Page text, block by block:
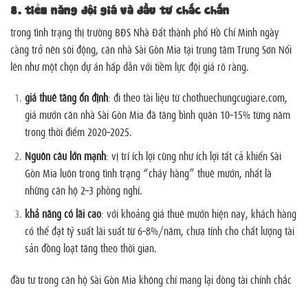
8. tiềm năng đội giá và đầu tư chắc chắn
trong tình trạng thị trường BĐS Nhà Đất thành phố Hồ Chí Minh ngày
càng trở nên sôi động, căn nhà Sài Gòn Mia tại trung tâm Trung Sơn Nổi
lên như một chọn dự án hấp dẫn với tiềm lực đội giá rõ ràng.
giá thuê tăng ổn định: đi theo tài liệu từ chothuechungcugiare.com,
giá mướn căn nhà Sài Gòn Mia đã tăng bình quân 10–15% từng năm
trong thời điểm 2020–2025.
Nguồn cầu lớn mạnh: vị trí ích lợi cũng như ích lợi tất cả khiến Sài
Gòn Mia luôn trong tình trạng “cháy hàng” thuê mướn, nhất là
những căn hộ 2–3 phòng nghỉ.
khả năng có lãi cao: với khoảng giá thuê mướn hiện nay, khách hàng
có thể đạt tỷ suất lãi suất từ 6–8%/năm, chưa tính cho chất lượng tài
sản đồng loạt tăng theo thời gian.
đầu tư trong căn hộ Sài Gòn Mia không chỉ mang lại dòng tài chính chắc